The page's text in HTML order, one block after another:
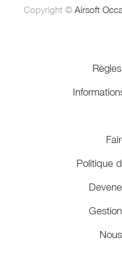
Copyright © Airsoft
Politique